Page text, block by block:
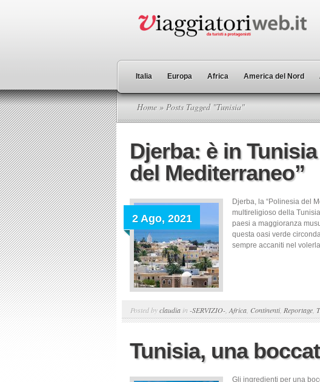
Italia Europa Africa America del Nord
Home » Posts Tagged "Tunisia"
Djerba: è in
del Mediterraneo”
2 Ago, 2021
Djerba, la “Polinesia del
multireligioso della
paesi a maggioranza
questa oasi verde
sempre accaniti nel
Posted byclaudia in -SERVIZIO- Africa Continenti, Reportage
Tunisia, una
Gli ingredienti per una